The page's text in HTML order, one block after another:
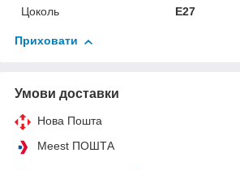
Цоколь
E27
Приховати
Умови доставки
Нова Пошта
Meest ПОШТА